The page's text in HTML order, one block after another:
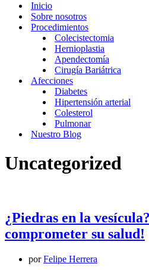
Inicio
Sobre nosotros
Procedimientos
Colecistectomia
Hernioplastia
Apendectomía
Cirugía Bariátrica
Afecciones
Diabetes
Hipertensión arterial
Colesterol
Pulmonar
Nuestro Blog
Uncategorized
¿Piedras en la
comprometer su salud!
porFelipe Herrera